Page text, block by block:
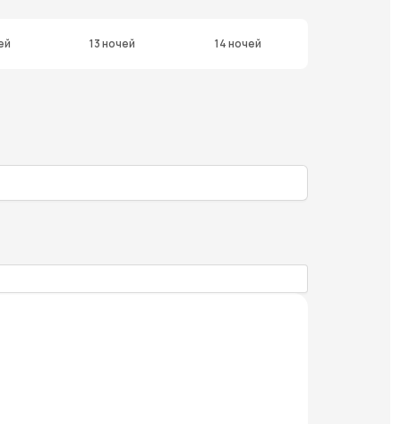
13 ночей 14 ночей